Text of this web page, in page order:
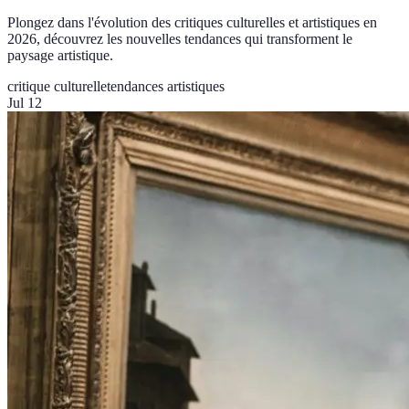
Plongez dans l'évolution des critiques culturelles et artistiques en
2026, découvrez les nouvelles tendances qui transforment le
paysage artistique.
critique culturelletendances artistiques
Jul 12